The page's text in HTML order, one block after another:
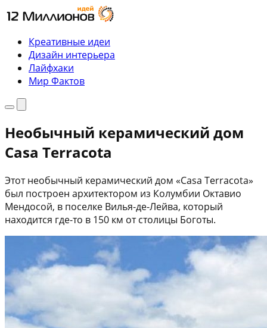
Перейти
к
содержимому
Креативные идеи
Дизайн интерьера
Лайфхаки
Мир Фактов
МенюПоиск
Необычный керамический дом
Casa Terracota
Этот необычный керамический дом «Casa Terracota»
был построен архитектором из Колумбии Октавио
Мендосой, в поселке Вилья-де-Лейва, который
находится где-то в 150 км от столицы Боготы.